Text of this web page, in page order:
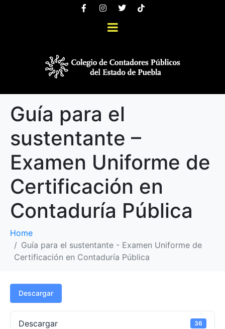
Guía para el
sustentante –
Examen Uniforme de
Certificación en
Contaduría Pública
Home
Guía para el sustentante - Examen Uniforme de
Certificación en Contaduría Pública
Descargar
Descargar 36